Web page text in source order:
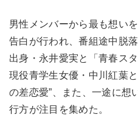
男性メンバーから最も想い
告白が行われ、番組途中脱
出身・永井愛実と「青春ス
現役青学生女優・中川紅葉
の差恋愛”、また、一途に想
行方が注目を集めた。